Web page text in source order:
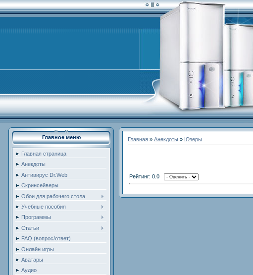
Главное меню
Главная страница
Анекдоты
Антивирус Dr.Web
Скринсейверы
Обои для рабочего стола
Учебные пособия
Программы
Статьи
FAQ (вопрос/ответ)
Онлайн игры
Аватары
Аудио
Главная » Анекдоты » Юзеры
Рейтинг: 0.0